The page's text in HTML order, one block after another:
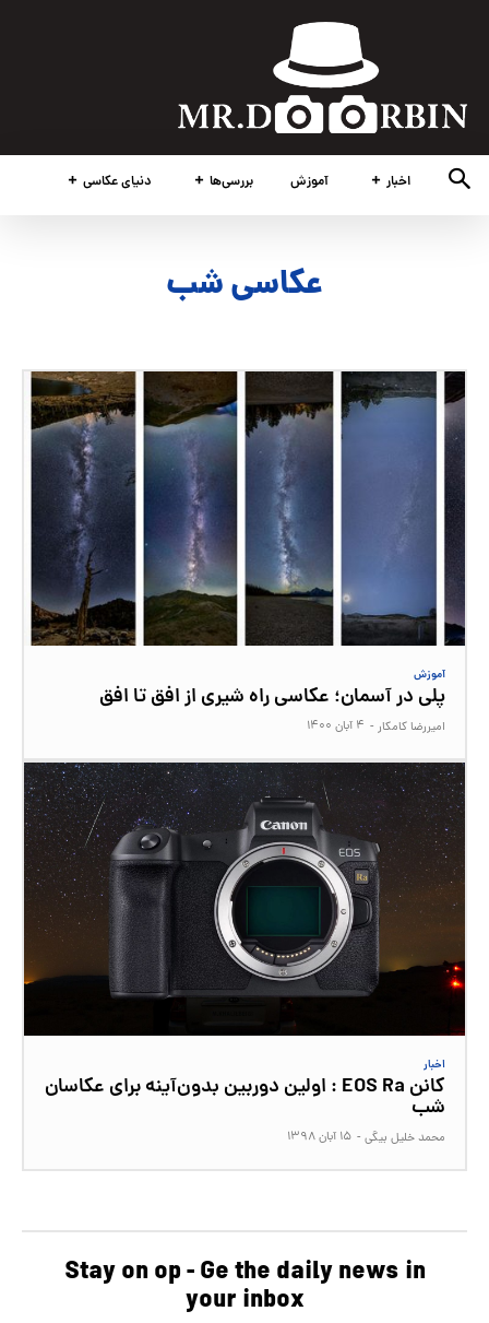
دنیای عکاسی بررسی‌ها آموزش اخبار
عکاسی شب
آموزش
پلی در آسمان؛ عکاسی راه شیری از افق تا افق
امیررضا کامکار - ۴ آبان ۱۴۰۰
اخبار
کانن EOS Ra : اولین دوربین بدون‌آینه برای عکاسان
شب
محمد خلیل بیگی - ۱۵ آبان ۱۳۹۸
Stay on op - Ge the daily news in
your inbox